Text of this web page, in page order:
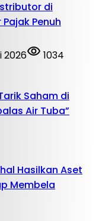
di
Penuh
2026
1034
Saham di
Air Tuba”
Hasilkan Aset
Membela